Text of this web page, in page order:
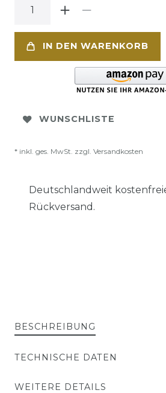
IN DEN WARENKORB
WUNSCHLISTE
* inkl. ges. MwSt. zzgl. Versandkosten
Deutschlandweit
Rückversand.
BESCHREIBUNG
TECHNISCHE DATEN
WEITERE DETAILS